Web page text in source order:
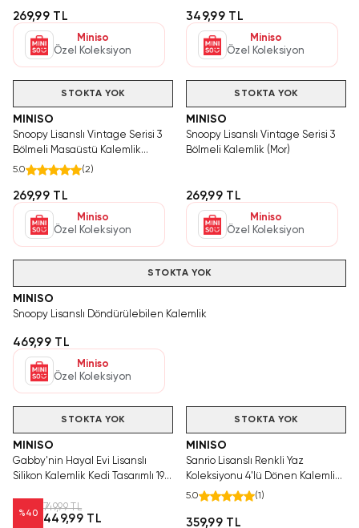
269,99 TL
Miniso
Özel Koleksiyon
349,99 TL
Miniso
Özel Koleksiyon
STOKTA YOK
MINISO
Snoopy Lisanslı Vintage Serisi 3
Bölmeli Masaüstü Kalemlik
Pembe 10 Cm
5.0 (2)
269,99 TL
Miniso
Özel Koleksiyon
STOKTA YOK
MINISO
Snoopy Lisanslı Vintage Serisi 3
Bölmeli Kalemlik (Mor)
269,99 TL
Miniso
Özel Koleksiyon
STOKTA YOK
MINISO
Snoopy Lisanslı Döndürülebilen Kalemlik
469,99 TL
Miniso
Özel Koleksiyon
STOKTA YOK
MINISO
Gabby'nin Hayal Evi Lisanslı
Silikon Kalemlik Kedi Tasarımlı 19
%40
749,99 TL
449,99 TL
STOKTA YOK
MINISO
Sanrio Lisanslı Renkli Yaz
Koleksiyonu 4'lü Dönen Kalemlik
- Pochacco
5.0 (1 )
359,99 TL